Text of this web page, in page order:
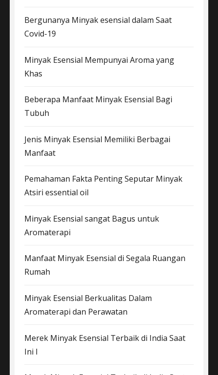
Bergunanya Minyak esensial dalam Saat
Covid-19
Minyak Esensial Mempunyai Aroma yang
Khas
Beberapa Manfaat Minyak Esensial Bagi
Tubuh
Jenis Minyak Esensial Memiliki Berbagai
Manfaat
Pemahaman Fakta Penting Seputar Minyak
Atsiri essential oil
Minyak Esensial sangat Bagus untuk
Aromaterapi
Manfaat Minyak Esensial di Segala Ruangan
Rumah
Minyak Esensial Berkualitas Dalam
Aromaterapi dan Perawatan
Merek Minyak Esensial Terbaik di India Saat
Ini I